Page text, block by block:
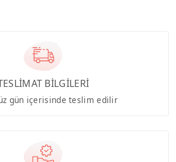
BİLGİLERİ
gün içerisinde teslim edilir